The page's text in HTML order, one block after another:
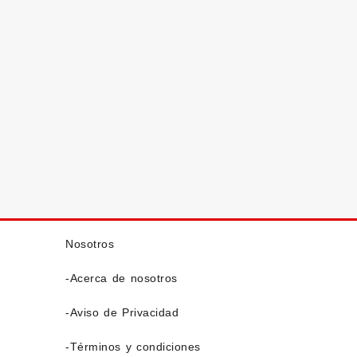
Nosotros
-Acerca de nosotros
-Aviso de Privacidad
-Términos y condiciones